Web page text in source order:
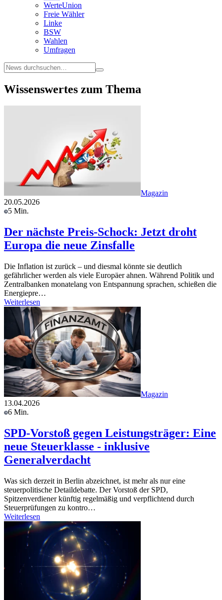
WerteUnion
Freie Wähler
Linke
BSW
Wahlen
Umfragen
Wissenswertes zum Thema
Magazin
20.05.2026
5 Min.
Der nächste Preis-Schock: Jetzt droht
Europa die neue Zinsfalle
Die Inflation ist zurück – und diesmal könnte sie deutlich
gefährlicher werden als viele Europäer ahnen. Während Politik und
Zentralbanken monatelang von Entspannung sprachen, schießen die
Energiepre…
Weiterlesen
Magazin
13.04.2026
6 Min.
SPD-Vorstoß gegen Leistungsträger: Eine
neue Steuerklasse - inklusive
Generalverdacht
Was sich derzeit in Berlin abzeichnet, ist mehr als nur eine
steuerpolitische Detaildebatte. Der Vorstoß der SPD,
Spitzenverdiener künftig regelmäßig und verpflichtend durch
Steuerprüfungen zu kontro…
Weiterlesen